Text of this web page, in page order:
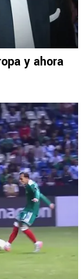
y ahora